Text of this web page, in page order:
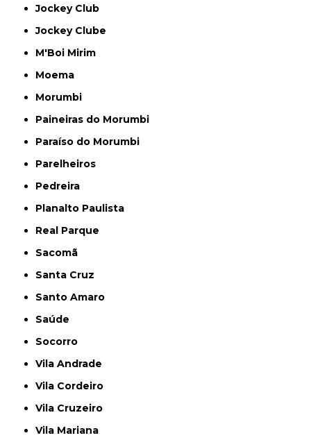
Jockey Club
Jockey Clube
M'Boi Mirim
Moema
Morumbi
Paineiras do Morumbi
Paraíso do Morumbi
Parelheiros
Pedreira
Planalto Paulista
Real Parque
Sacomã
Santa Cruz
Santo Amaro
Saúde
Socorro
Vila Andrade
Vila Cordeiro
Vila Cruzeiro
Vila Mariana